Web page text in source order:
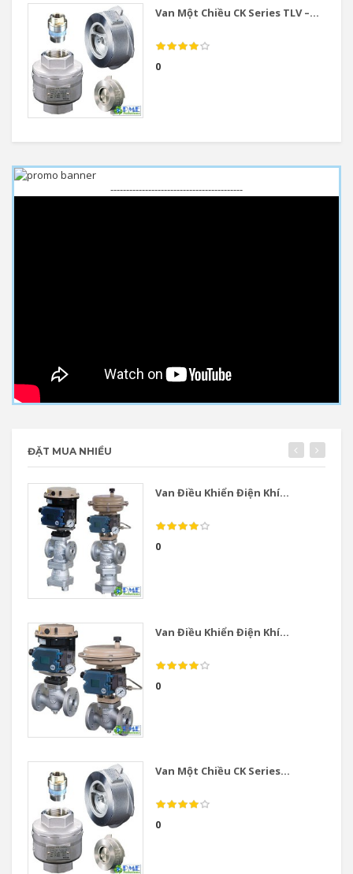
Van Một Chiều CK Series TLV –...
0
------------------------------------------
ĐẶT MUA NHIỀU
Van Điều Khiển Điện Khí...
0
Van Điều Khiển Điện Khí...
0
Van Một Chiều CK Series...
0